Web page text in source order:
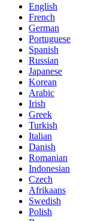
English
French
German
Portuguese
Spanish
Russian
Japanese
Korean
Arabic
Irish
Greek
Turkish
Italian
Danish
Romanian
Indonesian
Czech
Afrikaans
Swedish
Polish